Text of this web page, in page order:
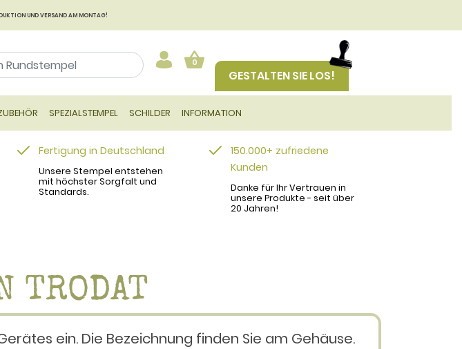
UND VERSAND AM MONTAG!
0
GESTALTEN SIE LOS!
SPEZIALSTEMPEL SCHILDER INFORMATION
Fertigung in Deutschland
Unsere Stempel entstehen
mit höchster Sorgfalt und
Standards.
150.000+ zufriedene
Kunden
Danke für Ihr Vertrauen in
unsere Produkte - seit über
20 Jahren!
TRODAT
ein. Die Bezeichnung finden Sie am Gehäuse.